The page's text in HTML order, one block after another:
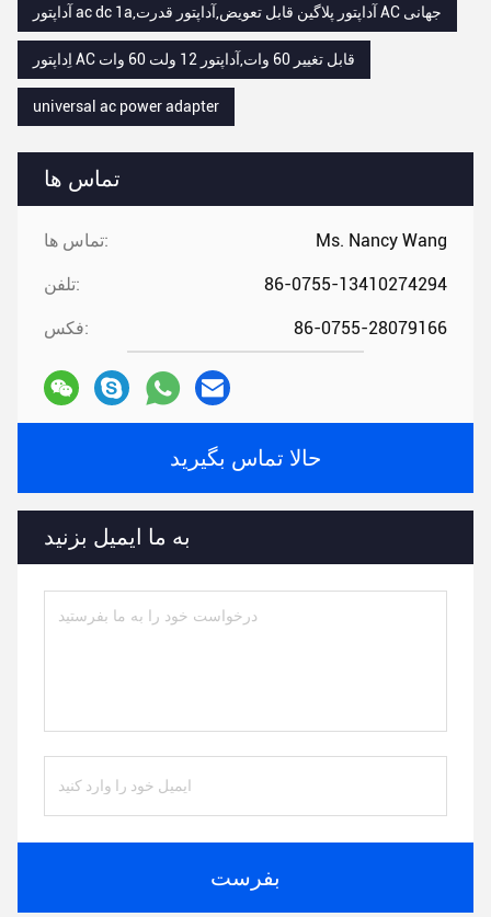
تماس ها
تماس ها: Ms. Nancy Wang
تلفن: 86-0755-13410274294
فکس: 86-0755-28079166
حالا تماس بگیرید
به ما ایمیل بزنید
بفرست
آداپتور ac dc 1a,آداپتور پلاگین قابل تعویض,آداپتور قدرت AC جهانی
اِداپتور AC قابل تغییر 60 وات,آداپتور 12 ولت 60 وات
universal ac power adapter